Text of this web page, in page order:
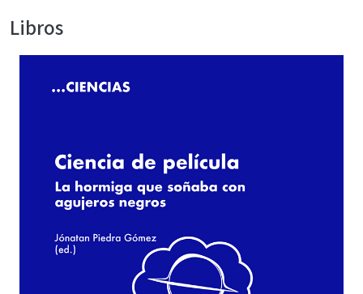
Libros